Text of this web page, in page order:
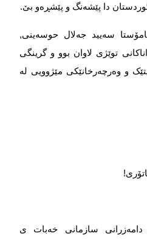
دا پێشەنگ و پێشڕەو بێ.
سەیید جەلال حوسەینی,
توێژی لاوان بوو و گرینگی
و وەرچەرخانێکی مێژوویی لە
!
سازمانی خەبات ی